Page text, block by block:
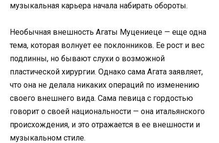
музыкальная карьера начала набирать обороты.
Необычная внешность Агаты Муцениеце — еще одна
тема, которая волнует ее поклонников. Ее рост и вес
подлинны, но бывают слухи о возможной
пластической хирургии. Однако сама Агата заявляет,
что она не делала никаких операций по изменению
своего внешнего вида. Сама певица с гордостью
говорит о своей национальности — она итальянского
происхождения, и это отражается в ее внешности и
музыкальном стиле.